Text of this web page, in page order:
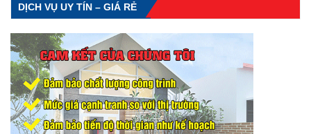
DỊCH VỤ UY TÍN – GIÁ RẺ